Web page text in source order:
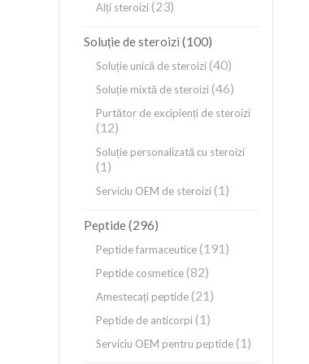
Alți steroizi(23)
Soluție de steroizi (100)
Soluție unică de steroizi(40)
Soluție mixtă de steroizi(46)
Purtător de excipienți de steroizi
(12)
Soluție personalizată cu steroizi
(1)
Serviciu OEM de steroizi(1)
Peptide(296)
Peptide farmaceutice(191)
Peptide cosmetice(82)
Amestecați peptide(21)
Peptide de anticorpi(1)
Serviciu OEM pentru peptide(1)